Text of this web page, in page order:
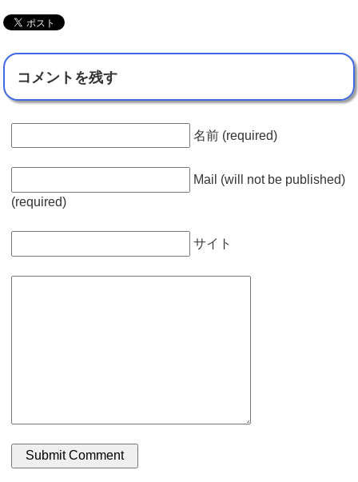
コメントを残す
名前 (required)
Mail (will not be published)
(required)
サイト